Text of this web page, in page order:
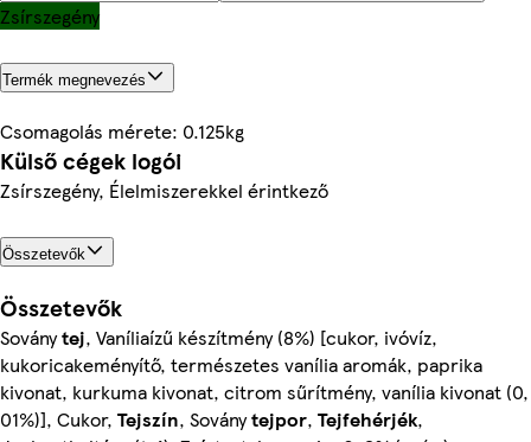
Zsírszegény
Termék megnevezés
Csomagolás mérete: 0.125kg
Külső cégek logói
Zsírszegény, Élelmiszerekkel érintkező
Összetevők
Összetevők
Soványtej, Vaníliaízű készítmény (8%) [cukor, ivóvíz,
kukoricakeményítő, természetes vanília aromák, paprika
kivonat, kurkuma kivonat, citrom sűrítmény, vanília kivonat (0,
01%)], Cukor, Tejszín, Soványtejpor, Tejfehérjék,